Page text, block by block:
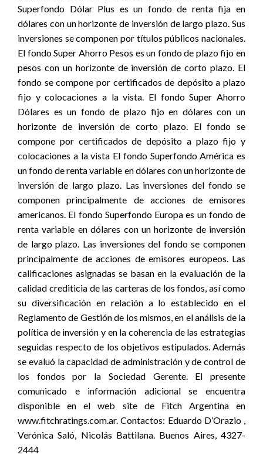
Superfondo Dólar Plus es un fondo de renta fija en
dólares con un horizonte de inversión de largo plazo. Sus
inversiones se componen por títulos públicos nacionales.
El fondo Super Ahorro Pesos es un fondo de plazo fijo en
pesos con un horizonte de inversión de corto plazo. El
fondo se compone por certificados de depósito a plazo
fijo y colocaciones a la vista. El fondo Super Ahorro
Dólares es un fondo de plazo fijo en dólares con un
horizonte de inversión de corto plazo. El fondo se
compone por certificados de depósito a plazo fijo y
colocaciones a la vista El fondo Superfondo América es
un fondo de renta variable en dólares con un horizonte de
inversión de largo plazo. Las inversiones del fondo se
componen principalmente de acciones de emisores
americanos. El fondo Superfondo Europa es un fondo de
renta variable en dólares con un horizonte de inversión
de largo plazo. Las inversiones del fondo se componen
principalmente de acciones de emisores europeos. Las
calificaciones asignadas se basan en la evaluación de la
calidad crediticia de las carteras de los fondos, así como
su diversificación en relación a lo establecido en el
Reglamento de Gestión de los mismos, en el análisis de la
política de inversión y en la coherencia de las estrategias
seguidas respecto de los objetivos estipulados. Además
se evaluó la capacidad de administración y de control de
los fondos por la Sociedad Gerente. El presente
comunicado e información adicional se encuentra
disponible en el web site de Fitch Argentina en
www.fitchratings.com.ar. Contactos: Eduardo D’Orazio ,
Verónica Saló, Nicolás Battilana. Buenos Aires, 4327-
2444